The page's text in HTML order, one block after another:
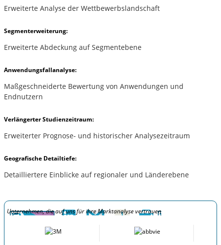
Erweiterte Analyse der Wettbewerbslandschaft
Segmenterweiterung:
Erweiterte Abdeckung auf Segmentebene
Anwendungsfallanalyse:
Maßgeschneiderte Bewertung von Anwendungen und
Endnutzern
Verlängerter Studienzeitraum:
Erweiterter Prognose- und historischer Analysezeitraum
Geografische Detailtiefe:
Detailliertere Einblicke auf regionaler und Länderebene
Unternehmen, die auf uns für ihre Marktanalyse vertrauen